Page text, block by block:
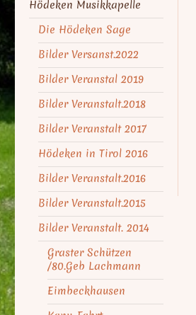
Hödeken Musikkapelle
Die Hödeken Sage
Bilder Versanst.2022
Bilder Veranstal 2019
Bilder Veranstalt.2018
Bilder Veranstalt 2017
Hödeken in Tirol 2016
Bilder Veranstalt.2016
Bilder Veranstalt.2015
Bilder Veranstalt. 2014
Graster Schützen
/80.Geb Lachmann
Eimbeckhausen